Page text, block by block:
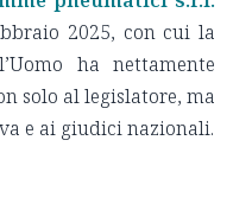
2025, con cui la
ha nettamente
solo al legislatore, ma
e ai giudici nazionali.